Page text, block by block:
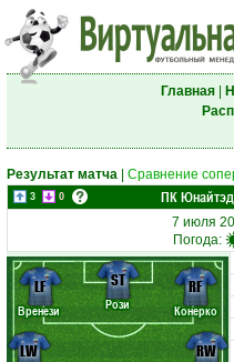
Главная|
Результат матча Сравнение
3 0 ПК Юнайтэд
7 июля
Погода:
Вренези Рози Конерко
LW
RW
LF ST RF